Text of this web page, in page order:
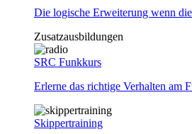
Die logische Erweiterung wenn
Zusatzausbildungen
SRC Funkkurs
Erlerne das richtige Verhalten am
Skippertraining